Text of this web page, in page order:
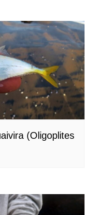
(Oligoplites